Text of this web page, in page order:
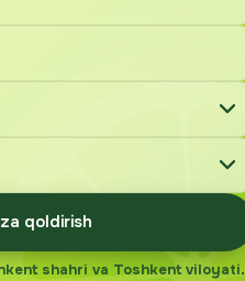
qoldirish
shahri va Toshkent viloyati.